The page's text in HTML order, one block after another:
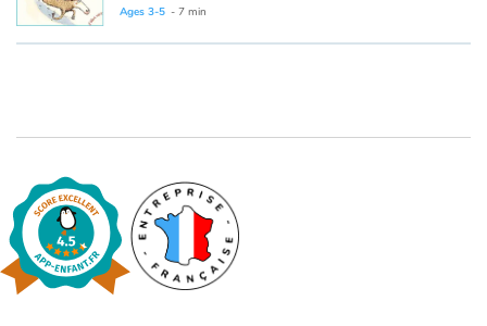
Catalogue anglais
Contraste +
Help
Home
Ages 3-5 - 7 min